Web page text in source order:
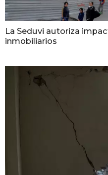
La Seduvi autoriza
inmobiliarios